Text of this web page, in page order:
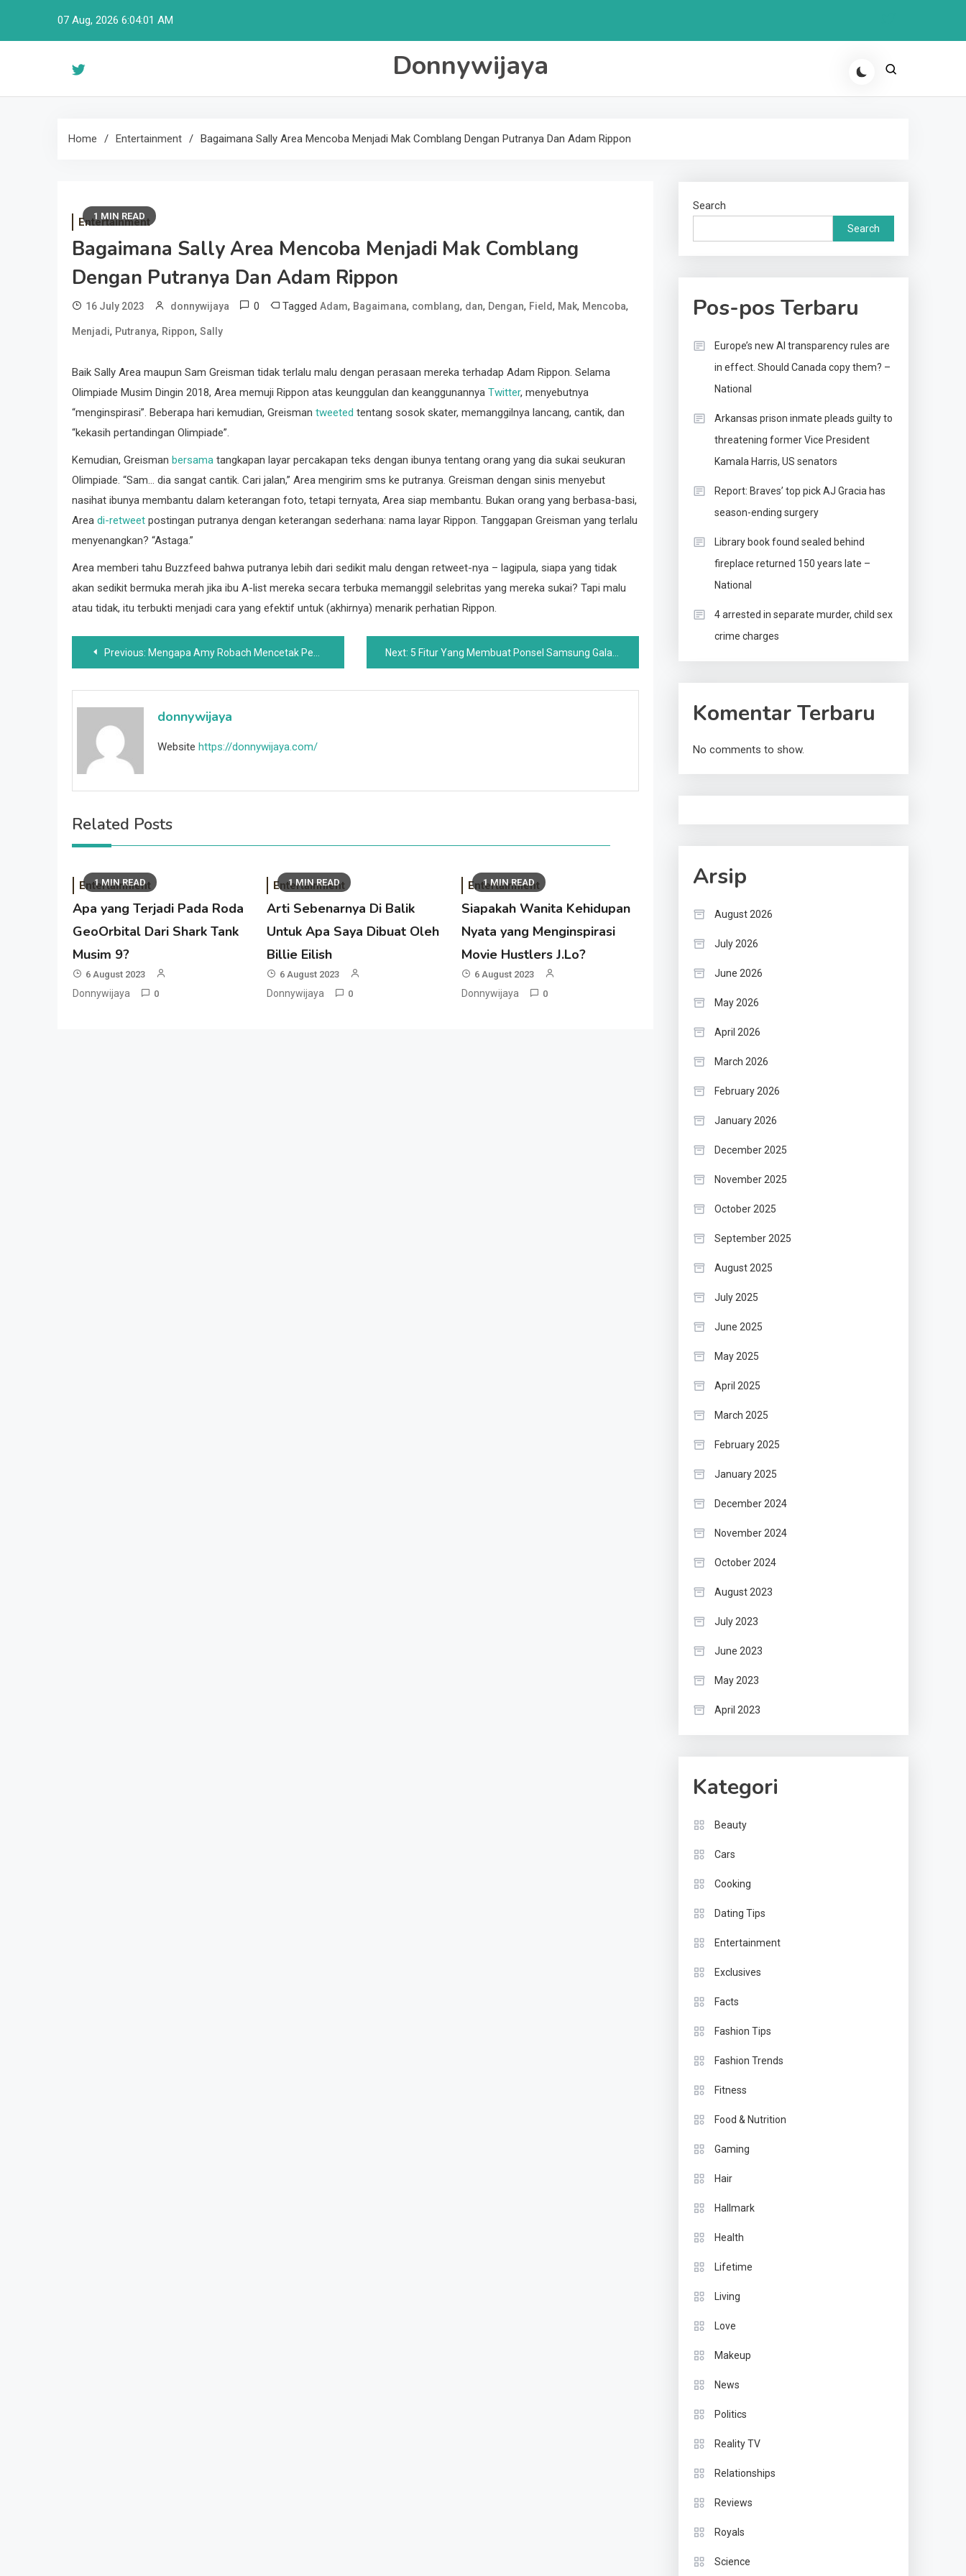
07 Aug, 2026 6:04:01 AM
Donnywijaya
Home Entertainment Bagaimana Sally Area Mencoba Menjadi Mak Comblang Dengan Putranya Dan Adam Rippon
1 MIN READ
Entertainment
Bagaimana Sally Area Mencoba Menjadi Mak Comblang
Dengan Putranya Dan Adam Rippon
16 July 2023 donnywijaya 0 Tagged Adam, Bagaimana, comblang, dan, Dengan, Field, Mak, Mencoba,
Menjadi, Putranya, Rippon, Sally
Baik Sally Area maupun Sam Greisman tidak terlalu malu dengan perasaan mereka terhadap Adam Rippon. Selama
Olimpiade Musim Dingin 2018, Area memuji Rippon atas keunggulan dan keanggunannya Twitter, menyebutnya
“menginspirasi”. Beberapa hari kemudian, Greisman tweeted tentang sosok skater, memanggilnya lancang, cantik, dan
“kekasih pertandingan Olimpiade”.
Kemudian, Greisman bersama tangkapan layar percakapan teks dengan ibunya tentang orang yang dia sukai seukuran
Olimpiade. “Sam… dia sangat cantik. Cari jalan,” Area mengirim sms ke putranya. Greisman dengan sinis menyebut
nasihat ibunya membantu dalam keterangan foto, tetapi ternyata, Area siap membantu. Bukan orang yang berbasa-basi,
Area di-retweet postingan putranya dengan keterangan sederhana: nama layar Rippon. Tanggapan Greisman yang terlalu
menyenangkan? “Astaga.”
Area memberi tahu Buzzfeed bahwa putranya lebih dari sedikit malu dengan retweet-nya – lagipula, siapa yang tidak
akan sedikit bermuka merah jika ibu A-list mereka secara terbuka memanggil selebritas yang mereka sukai? Tapi malu
atau tidak, itu terbukti menjadi cara yang efektif untuk (akhirnya) menarik perhatian Rippon.
Post
navigation
Previous: Mengapa Amy Robach Mencetak Pembayaran Lebih Besar Dari GMA Daripada TJ Holmes Next: 5 Fitur Yang Membuat Ponsel Samsung Galaxy Menjadi Flagship Android Yang Harus Dikalahkan
donnywijaya
Website https://donnywijaya.com/
Related Posts
1 MIN READ
Entertainment
Apa yang Terjadi Pada Roda
GeoOrbital Dari Shark Tank
Musim 9?
6 August 2023
Donnywijaya 0
1 MIN READ
Entertainment
Arti Sebenarnya Di Balik
Untuk Apa Saya Dibuat Oleh
Billie Eilish
6 August 2023
Donnywijaya 0
1 MIN READ
Entertainment
Siapakah Wanita Kehidupan
Nyata yang Menginspirasi
Movie Hustlers J.Lo?
6 August 2023
Donnywijaya 0
Search
Search
Pos-pos Terbaru
Europe’s new AI transparency rules are
in effect. Should Canada copy them? –
National
Arkansas prison inmate pleads guilty to
threatening former Vice President
Kamala Harris, US senators
Report: Braves’ top pick AJ Gracia has
season-ending surgery
Library book found sealed behind
fireplace returned 150 years late –
National
4 arrested in separate murder, child sex
crime charges
Komentar Terbaru
No comments to show.
Arsip
August 2026
July 2026
June 2026
May 2026
April 2026
March 2026
February 2026
January 2026
December 2025
November 2025
October 2025
September 2025
August 2025
July 2025
June 2025
May 2025
April 2025
March 2025
February 2025
January 2025
December 2024
November 2024
October 2024
August 2023
July 2023
June 2023
May 2023
April 2023
Kategori
Beauty
Cars
Cooking
Dating Tips
Entertainment
Exclusives
Facts
Fashion Tips
Fashion Trends
Fitness
Food & Nutrition
Gaming
Hair
Hallmark
Health
Lifetime
Living
Love
Makeup
News
Politics
Reality TV
Relationships
Reviews
Royals
Science